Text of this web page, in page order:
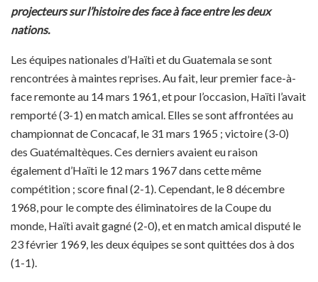
projecteurs sur l’histoire des face à face entre les deux
nations.
Les équipes nationales d’Haïti et du Guatemala se sont
rencontrées à maintes reprises. Au fait, leur premier face-à-
face remonte au 14 mars 1961, et pour l’occasion, Haïti l’avait
remporté (3-1) en match amical. Elles se sont affrontées au
championnat de Concacaf, le 31 mars 1965 ; victoire (3-0)
des Guatémaltèques. Ces derniers avaient eu raison
également d’Haïti le 12 mars 1967 dans cette même
compétition ; score final (2-1). Cependant, le 8 décembre
1968, pour le compte des éliminatoires de la Coupe du
monde, Haïti avait gagné (2-0), et en match amical disputé le
23 février 1969, les deux équipes se sont quittées dos à dos
(1-1).